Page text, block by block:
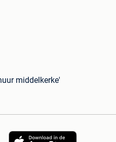
middelkerke'